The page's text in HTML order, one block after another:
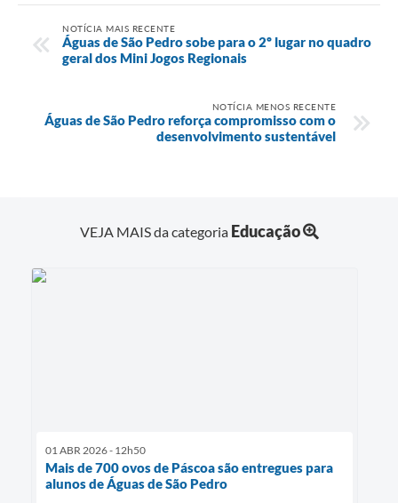
NOTÍCIA MAIS RECENTE
Águas de São Pedro sobe para o 2º lugar no quadro
geral dos Mini Jogos Regionais
NOTÍCIA MENOS RECENTE
Águas de São Pedro reforça compromisso com o
desenvolvimento sustentável
VEJA MAIS da categoria Educação
01 ABR 2026 - 12h50
Mais de 700 ovos de Páscoa são entregues para
alunos de Águas de São Pedro